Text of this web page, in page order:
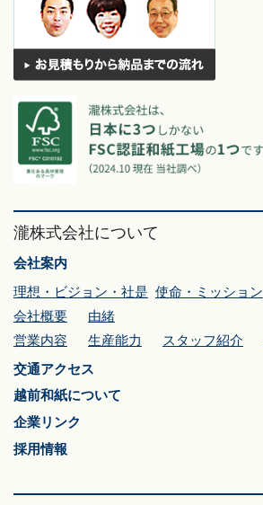
瀧株式会社について
会社案内
理想・ビジョン・社是 使命・ミッション
会社概要
由緒
営業内容
生産能力 スタッフ紹介
交通アクセス
越前和紙について
企業リンク
採用情報